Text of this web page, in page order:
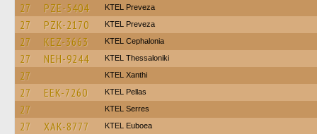
27 PZE-5404 KTEL Preveza
27 PZK-2170 KTEL Preveza
27 KEZ-3663 KTEL Cephalonia
27 NEH-9244 KTEL Thessaloniki
27 KTEL Xanthi
27 EEK-7260 KTEL Pellas
27 KTEL Serres
27 XAK-8777 ΚΤΕL Euboea